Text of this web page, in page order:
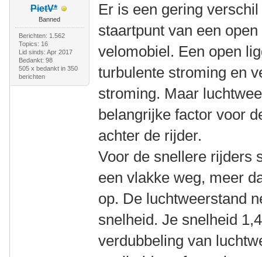
PietV*
Banned
Berichten: 1.562
Topics: 16
Lid sinds: Apr 2017
Bedankt: 98
505 x bedankt in 350
berichten
Er is een gering
staartpunt van een
velomobiel. Een open
turbulente stroming en
stroming. Maar
belangrijke factor voor
achter de rijder.
Voor de snellere rijders
een vlakke weg, meer
op. De luchtweerstand
snelheid. Je snelheid
verdubbeling van